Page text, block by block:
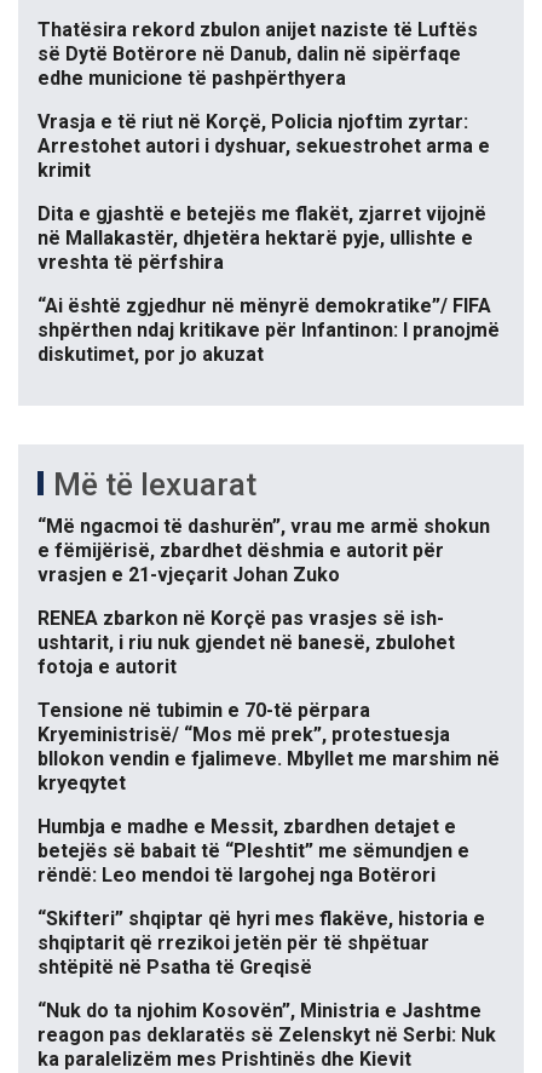
Thatësira rekord zbulon anijet naziste të Luftës
së Dytë Botërore në Danub, dalin në sipërfaqe
edhe municione të pashpërthyera
Vrasja e të riut në Korçë, Policia njoftim zyrtar:
Arrestohet autori i dyshuar, sekuestrohet arma e
krimit
Dita e gjashtë e betejës me flakët, zjarret vijojnë
në Mallakastër, dhjetëra hektarë pyje, ullishte e
vreshta të përfshira
“Ai është zgjedhur në mënyrë demokratike”/ FIFA
shpërthen ndaj kritikave për Infantinon: I pranojmë
diskutimet, por jo akuzat
Më të lexuarat
“Më ngacmoi të dashurën”, vrau me armë shokun
e fëmijërisë, zbardhet dëshmia e autorit për
vrasjen e 21-vjeçarit Johan Zuko
RENEA zbarkon në Korçë pas vrasjes së ish-
ushtarit, i riu nuk gjendet në banesë, zbulohet
fotoja e autorit
Tensione në tubimin e 70-të përpara
Kryeministrisë/ “Mos më prek”, protestuesja
bllokon vendin e fjalimeve. Mbyllet me marshim në
kryeqytet
Humbja e madhe e Messit, zbardhen detajet e
betejës së babait të “Pleshtit” me sëmundjen e
rëndë: Leo mendoi të largohej nga Botërori
“Skifteri” shqiptar që hyri mes flakëve, historia e
shqiptarit që rrezikoi jetën për të shpëtuar
shtëpitë në Psatha të Greqisë
“Nuk do ta njohim Kosovën”, Ministria e Jashtme
reagon pas deklaratës së Zelenskyt në Serbi: Nuk
ka paralelizëm mes Prishtinës dhe Kievit